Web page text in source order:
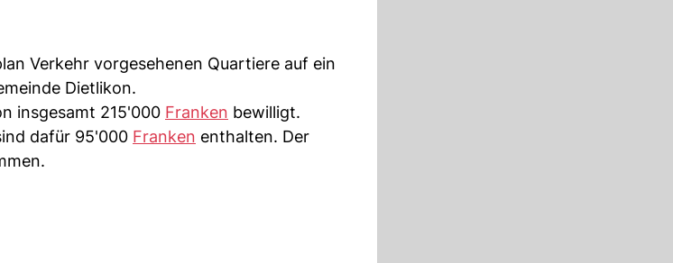
Verkehr vorgesehenen Quartiere auf ein
Dietlikon.
insgesamt 215'000 Franken bewilligt.
dafür 95'000 Franken enthalten. Der